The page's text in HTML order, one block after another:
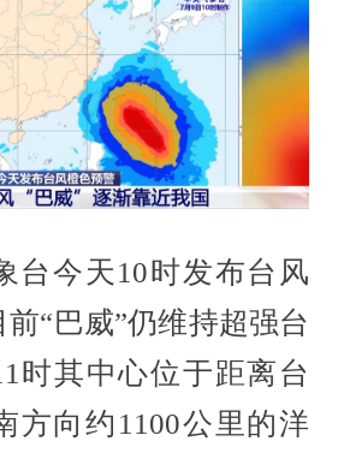
今天10时发布台风
“巴威”仍维持超强台
时其中心位于距离台
方向约1100公里的洋